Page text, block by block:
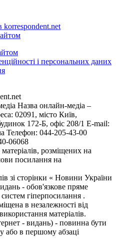
korrespondent.net
і персональних даних
Назва онлайн-медіа –
02091, місто Київ,
172-Б, офіс 208/1 E-mail:
Телефон: 044-205-43-00
06068
розміщених на
посилання на
зі сторінки « Новини України
- обов'язкове пряме
гіперпосилання .
в незалежності від
матеріалів.
- видань) - повинна бути
або в першому абзаці